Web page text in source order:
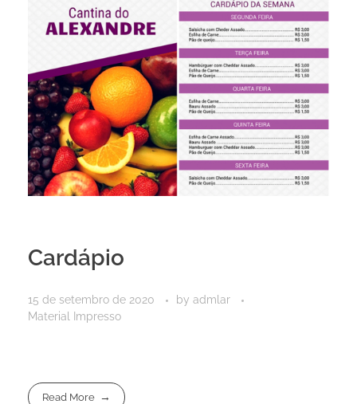
Cardápio
15 de setembro de 2020 by admlar
Material Impresso
Read More